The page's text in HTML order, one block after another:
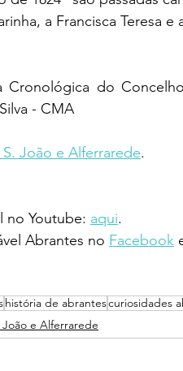
a Francisca Teresa
Cronológica do
- CMA
João e Alferrarede.
no Youtube: aqui.
Abrantes no Facebook
história de abrantescuriosidades
João e Alferrarede